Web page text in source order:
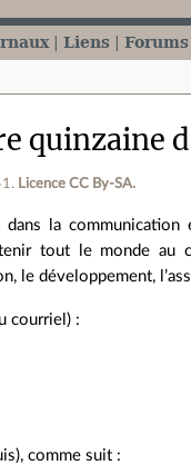
Liens Forums
quinzaine
. Licence CC By‑SA.
la
tout le monde au
le développement,
courriel) :
comme suit :